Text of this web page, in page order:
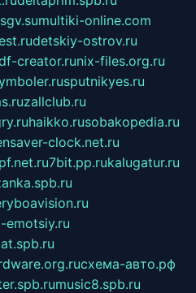
sgv.sumultiki-online.com
detskiy-ostrov.ru
creator.runix-files.org.ru
sputnikyes.ru
zallclub.ru
haikko.rusobakopedia.ru
clock.net.ru
7bit.pp.rukalugatur.ru
emotsiy.ru
схема-авто.рф
music8.spb.ru